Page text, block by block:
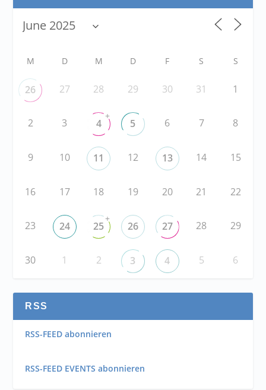
M D M D F S S
26 27 28 29 30 31 1
2 3 4
+
5 6 7 8
9 10 11 12 13 14 15
16 17 18 19 20 21 22
23 24 25
+
26 27 28 29
30 1 2 3 4 5 6
RSS
RSS-FEED abonnieren
RSS-FEED EVENTS abonnieren